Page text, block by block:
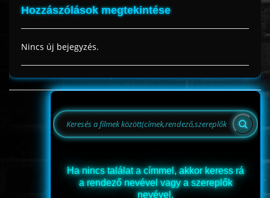
Hozzászólások megtekintése
Nincs új bejegyzés.
Ha nincs találat a címmel, akkor keress rá
a rendező nevével vagy a szereplők
nevével.